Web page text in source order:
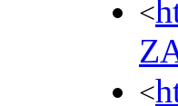
<
<